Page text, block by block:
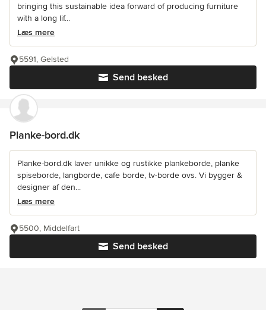
bringing this sustainable idea forward of producing furniture
with a long lif...
Læs mere
Send besked
5591, Gelsted
Planke-bord.dk
Planke-bord.dk laver unikke og rustikke plankeborde, planke
spiseborde, langborde, cafe borde, tv-borde ovs. Vi bygger &
designer af den...
Læs mere
Send besked
5500, Middelfart